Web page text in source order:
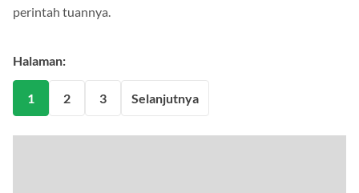
perintah tuannya.
Halaman:
1 2 3 Selanjutnya